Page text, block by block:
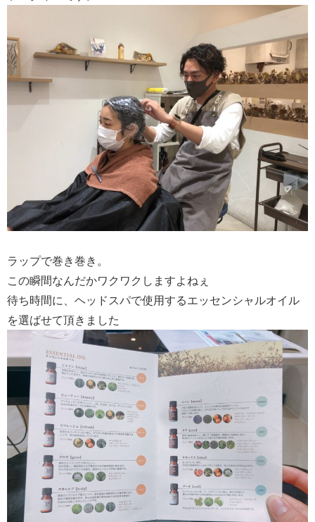
ラップで巻き巻き。
この瞬間なんだかワクワクしますよねぇ
待ち時間に、ヘッドスパで使用するエッセンシャルオイル
を選ばせて頂きました